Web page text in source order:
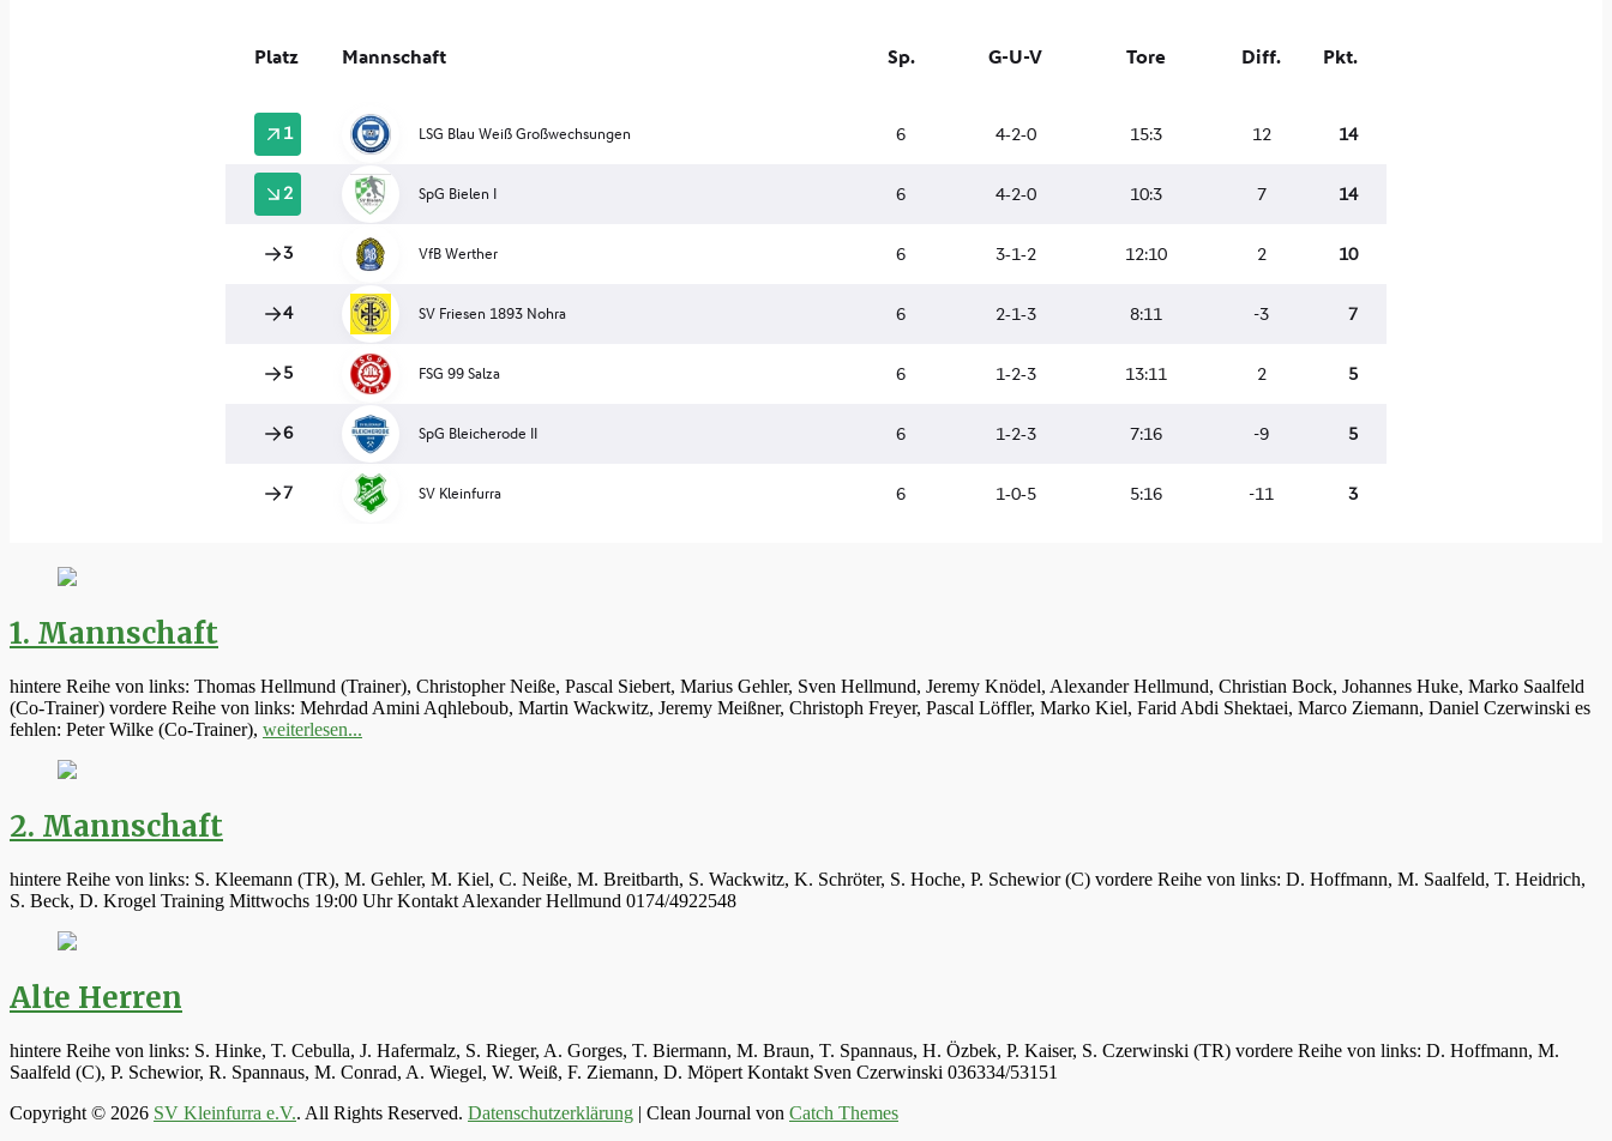
1. Mannschaft
hintere Reihe von links: Thomas Hellmund (Trainer), Christopher Neiße, Pascal Siebert, Marius Gehler, Sven Hellmund, Jeremy Knödel, Alexander Hellmund, Christian Bock, Johannes Huke, Marko Saalfeld
(Co-Trainer) vordere Reihe von links: Mehrdad Amini Aqhleboub, Martin Wackwitz, Jeremy Meißner, Christoph Freyer, Pascal Löffler, Marko Kiel, Farid Abdi Shektaei, Marco Ziemann, Daniel Czerwinski es
fehlen: Peter Wilke (Co-Trainer), weiterlesen...
2. Mannschaft
hintere Reihe von links: S. Kleemann (TR), M. Gehler, M. Kiel, C. Neiße, M. Breitbarth, S. Wackwitz, K. Schröter, S. Hoche, P. Schewior (C) vordere Reihe von links: D. Hoffmann, M. Saalfeld, T. Heidrich,
S. Beck, D. Krogel Training Mittwochs 19:00 Uhr Kontakt Alexander Hellmund 0174/4922548
Alte Herren
hintere Reihe von links: S. Hinke, T. Cebulla, J. Hafermalz, S. Rieger, A. Gorges, T. Biermann, M. Braun, T. Spannaus, H. Özbek, P. Kaiser, S. Czerwinski (TR) vordere Reihe von links: D. Hoffmann, M.
Saalfeld (C), P. Schewior, R. Spannaus, M. Conrad, A. Wiegel, W. Weiß, F. Ziemann, D. Möpert Kontakt Sven Czerwinski 036334/53151
Copyright © 2026 SV Kleinfurra e.V.. All Rights Reserved. Datenschutzerklärung | Clean Journal von Catch Themes